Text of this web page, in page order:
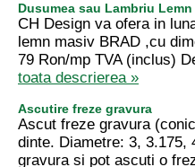
Dusumea sau Lambriu Lemn
CH Design va ofera in
lemn masiv BRAD ,cu
79 Ron/mp TVA (inclus)
toata descrierea »
Ascutire freze gravura
Ascut freze gravura
dinte. Diametre: 3, 3.175,
gravura si pot ascuti o